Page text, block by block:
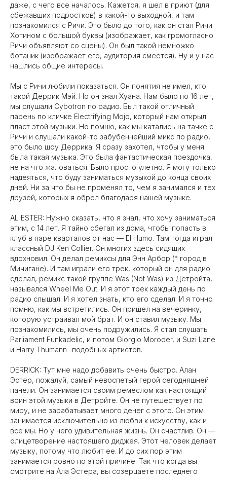
даже, с чего все началось. Кажется, я шел в приют (для
сбежавших подростков) в какой-то выходной, и там
познакомился с Ричи. Это было до того, как он стал Ричи
Хотином с большой буквы (изображает, как громогласно
Ричи объявляют со сцены). Он был такой немножко
ботаник (изображает его, аудитория смеется). Ну и у нас
нашлись общие интересы.
Мы с Ричи любили показаться. Он понятия не имел, кто
такой Деррик Мэй. Но он знал Хуана. Нам было по 16 лет,
мы слушали Cybotron по радио. Был такой отличный
парень по кличке Electrifying Mojo, который нам открыл
пласт этой музыки. Но помню, как мы катались на тачке с
Ричи и слушали какой-то забубеннейший микс по радио,
это было шоу Деррика. Я сразу захотел, чтобы у меня
была такая музыка. Это была фантастическая поездочка,
не на что жаловаться. Было просто улетно. Я могу только
надеяться, что буду заниматься музыкой до конца своих
дней. Ни за что бы не променял то, чем я занимался и тех
друзей, которых я обрел благодаря нашей музыке.
AL ESTER: Нужно сказать, что я знал, что хочу заниматься
этим, с 14 лет. Я тайно сбегал из дома, чтобы попасть в
клуб в паре кварталов от нас — El Humo. Там тогда играл
классный DJ Ken Collier. Он многих здесь сидящих
вдохновил. Он делал ремиксы для Энн Арбор (* город в
Мичигане). И там играли его трек, который он для радио
сделал, ремикс такой группе Was (Not Was) из Детройта,
назывался Wheel Me Out. И я этот трек каждый день по
радио слышал. И я хотел знать, кто его сделал. И я точно
помню, как мы встретились. Он пришел на вечеринку,
которую устраивал мой брат. И он ставил музыку. Мы
познакомились, мы очень подружились. Я стал слушать
Parliament Funkadelic, и потом Giorgio Moroder, и Suzi Lane
и Harry Thumann -подобных артистов.
DERRICK: Тут мне надо добавить очень быстро. Алан
Эстер, пожалуй, самый невоспетый герой сегодняшней
панели. Он занимается своим ремеслом как настоящий
воин этой музыки в Детройте. Он не путешествует по
миру, и не зарабатывает много денег с этого. Он этим
занимается исключительно из любви к искусству, как и
все мы. Но у него удивительная жизнь. Он счастлив. Он —
олицетворение настоящего диджея. Этот человек делает
музыку, потому что любит ее. И до сих пор этим
занимается ровно по этой причине. Так что когда вы
смотрите на Ала Эстера, вы созерцаете последнего